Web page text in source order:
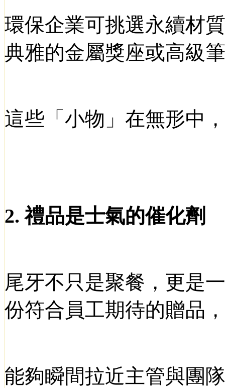
環保企業可挑選永續材
典雅的金屬獎座或高級
這些「小物」在無形中
2.禮品是士氣的催化劑
尾牙不只是聚餐，更是
份符合員工期待的贈品，
能夠瞬間拉近主管與團